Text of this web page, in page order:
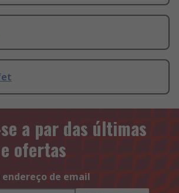
a par das últimas
ofertas
de email